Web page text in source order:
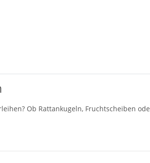
Ob Rattankugeln, Fruchtscheiben